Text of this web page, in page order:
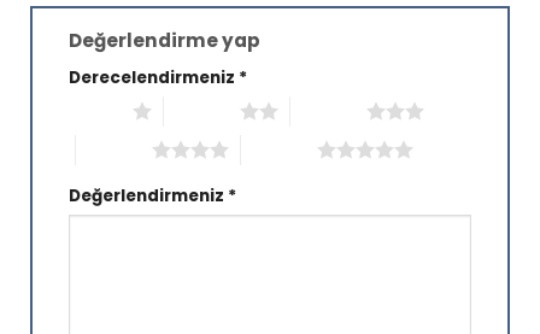
Değerlendirme yap
Derecelendirmeniz *
Değerlendirmeniz *